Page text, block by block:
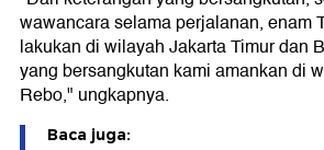
wawancara selama perjalanan, enam
lakukan di wilayah Jakarta Timur dan
yang bersangkutan kami amankan di
Rebo," ungkapnya.
Baca juga: